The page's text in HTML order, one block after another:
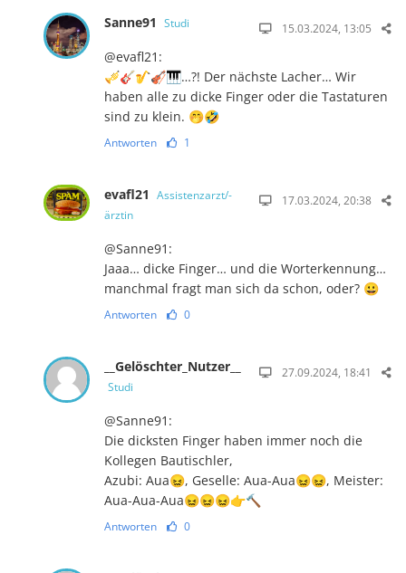
Sanne91 Studi 15.03.2024, 13:05
@evafl21:
🎺🎸🎷🎻🎹…?! Der nächste Lacher… Wir
haben alle zu dicke Finger oder die Tastaturen
sind zu klein. 🤭🤣
Antworten 1
evafl21 Assistenzarzt/-
ärztin
17.03.2024, 20:38
@Sanne91:
Jaaa… dicke Finger… und die Worterkennung…
manchmal fragt man sich da schon, oder? 😀
Antworten 0
__Gelöschter_Nutzer__
Studi
27.09.2024, 18:41
@Sanne91:
Die dicksten Finger haben immer noch die
Kollegen Bautischler,
Azubi: Aua😖, Geselle: Aua-Aua😖😖, Meister:
Aua-Aua-Aua😖😖😖👉🔨
Antworten 0